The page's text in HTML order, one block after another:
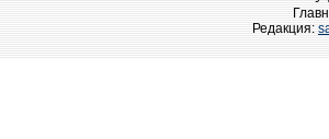
Редакция: